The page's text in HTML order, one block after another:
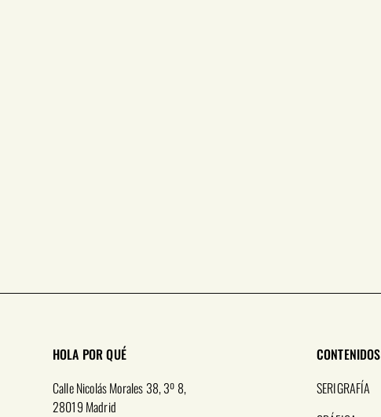
HOLA POR QUÉ
Calle Nicolás Morales 38, 3º 8,
28019 Madrid
CONTENIDOS
SERIGRAFÍA